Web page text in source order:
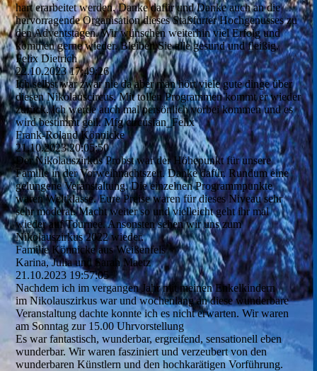
hart erarbeitet werden. Danke dafür und Danke auch an die
hervorragende Organisation dieses Staßfurter Hochgenusses zu
den Adventstagen. Wir wünschen weiterhin viel Erfolg und
kommen gerne wieder. Bleiben Sie alle gesund und fleißig.
Felix Dietrich
22.10.2023 17:49:26
Ich selbst war zwar nie da aber man hört viele gute dinge über
diesen Nikolauscircus. Mit tollen Programmen kommt er wieder
zurück. Ich werde auch mal persönlich vorbei kommen und es
wird bestimmt geil. Mfg circusfan_Felix
Frank-Roland Könnicke
21.10.2023 20:05:50
Der Nikolauszirkus Probst war der Höhepunkt für unsere
Familie in der Vorweihnachtszeit. Danke dafür. Rundum eine
gelungene Veranstaltung. Die einzelnen Programmpunkte
waren Weltklasse. Eure Preise waren für dieses Niveau sehr
sehr moderat. Macht weiter so und vielleicht geht ihr mal
wieder auf Tournee. Ansonsten sehen wir uns zum
Nikolauszirkus 2022 wieder.
Familie Könnicke aus Weißenfels
Karina, Julia und Sarah Maetz
21.10.2023 19:57:05
Nachdem ich im vergangen Jahr mit meinen Enkelkindern
im Nikolauszirkus war und wochenlang an diese wunderbare
Veranstaltung dachte konnte ich es nicht erwarten. Wir waren
am Sonntag zur 15.00 Uhrvorstellung
Es war fantastisch, wunderbar, ergreifend, sensationell eben
wunderbar. Wir waren fasziniert und verzeubert von den
wunderbaren Künstlern und den hochkarätigen Vorführung.